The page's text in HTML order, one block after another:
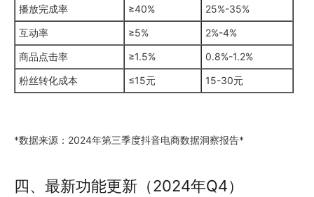
播放完成率
≥40%
25%-35%
互动率
≥5%
2%-4%
商品点击率
≥1.5%
0.8%-1.2%
粉丝转化成本
≤15元 15-30元
*数据来源：2024年第三季度抖音电商数据洞察报告*
四、最新功能更新（2024年Q4）